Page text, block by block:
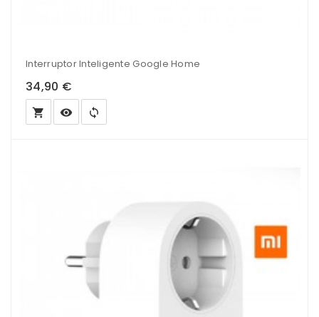
Interruptor Inteligente Google Home
34,90 €
local_grocery_store visibility sync